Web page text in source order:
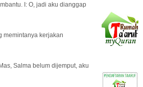
I: O, jadi aku dianggap
memintanya kerjakan
Salma belum dijemput, aku